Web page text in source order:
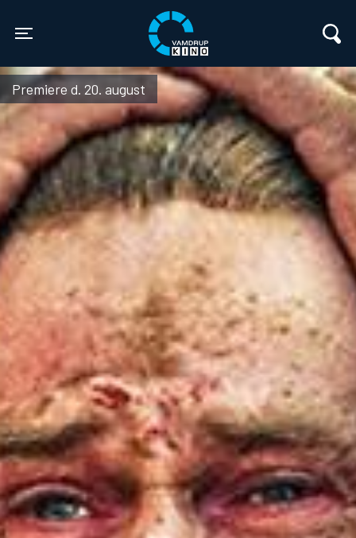
Vamdrup Kino
Premiere d. 20. august